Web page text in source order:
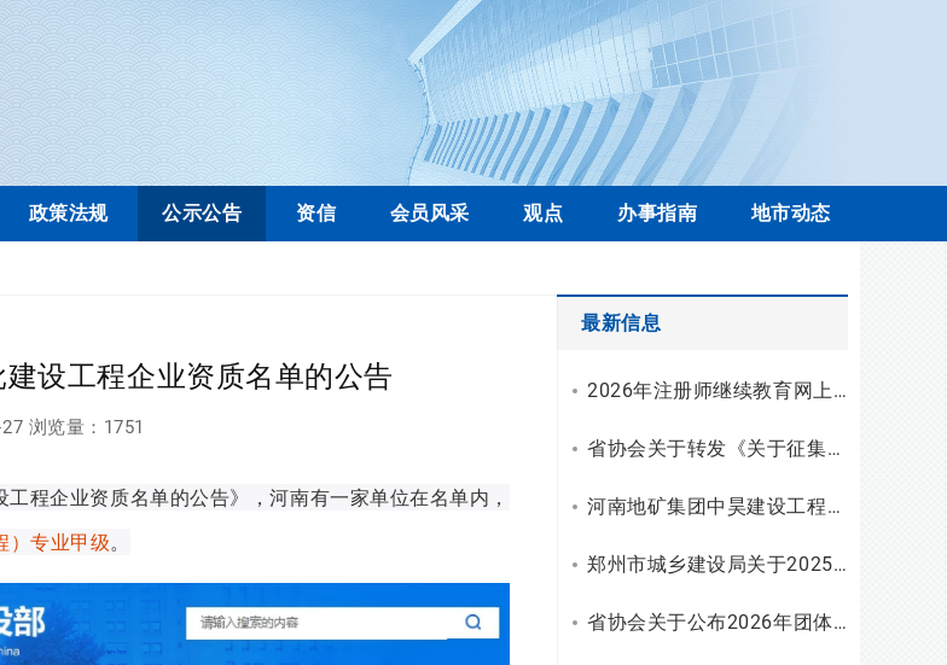
政策法规 公示公告 资信 会员风采 观点 办事指南 地市动态
设工程企业资质名单的公告
浏览量： 1751
程企业资质名单的公告》，河南有一家单位在名单内，
）专业甲级。
最新信息
2026年注册师继续教育网上学习操作流程
省协会关于转发《关于征集工程勘察设计行业科技创新案例的通知》的通知
河南地矿集团中昊建设工程有限公司资质升级，综合技术服务实力再上新台阶
郑州市城乡建设局关于2025年工程勘察设计统计调查有关情况的通报
省协会关于公布2026年团体标准（设计）立项和复审结果的通知